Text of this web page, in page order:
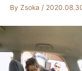
By Zsoka /